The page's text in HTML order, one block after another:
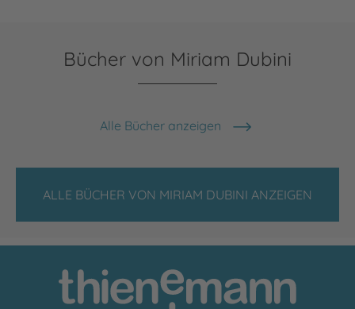
Bücher von Miriam Dubini
Alle Bücher anzeigen
ALLE BÜCHER VON MIRIAM DUBINI ANZEIGEN